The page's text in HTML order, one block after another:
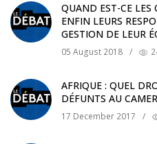
QUAND EST-CE LES
ENFIN LEURS
GESTION DE LEUR
05 August 2018 /
AFRIQUE : QUEL
DÉFUNTS AU
17 December 2017 /